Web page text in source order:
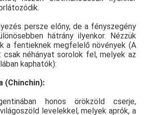
persze előny, de a fényszegény
hátrány ilyenkor. Nézzük
a fentieknek megfelelő növények (A
néhányat sorolok fel, melyek az
kaphatók):
(Chinchin):
honos örökzöld cserje,
levelekkel, melyek aprók, a